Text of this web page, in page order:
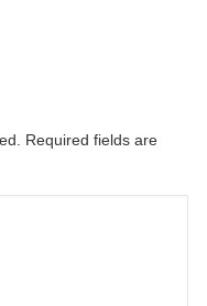
Required fields are